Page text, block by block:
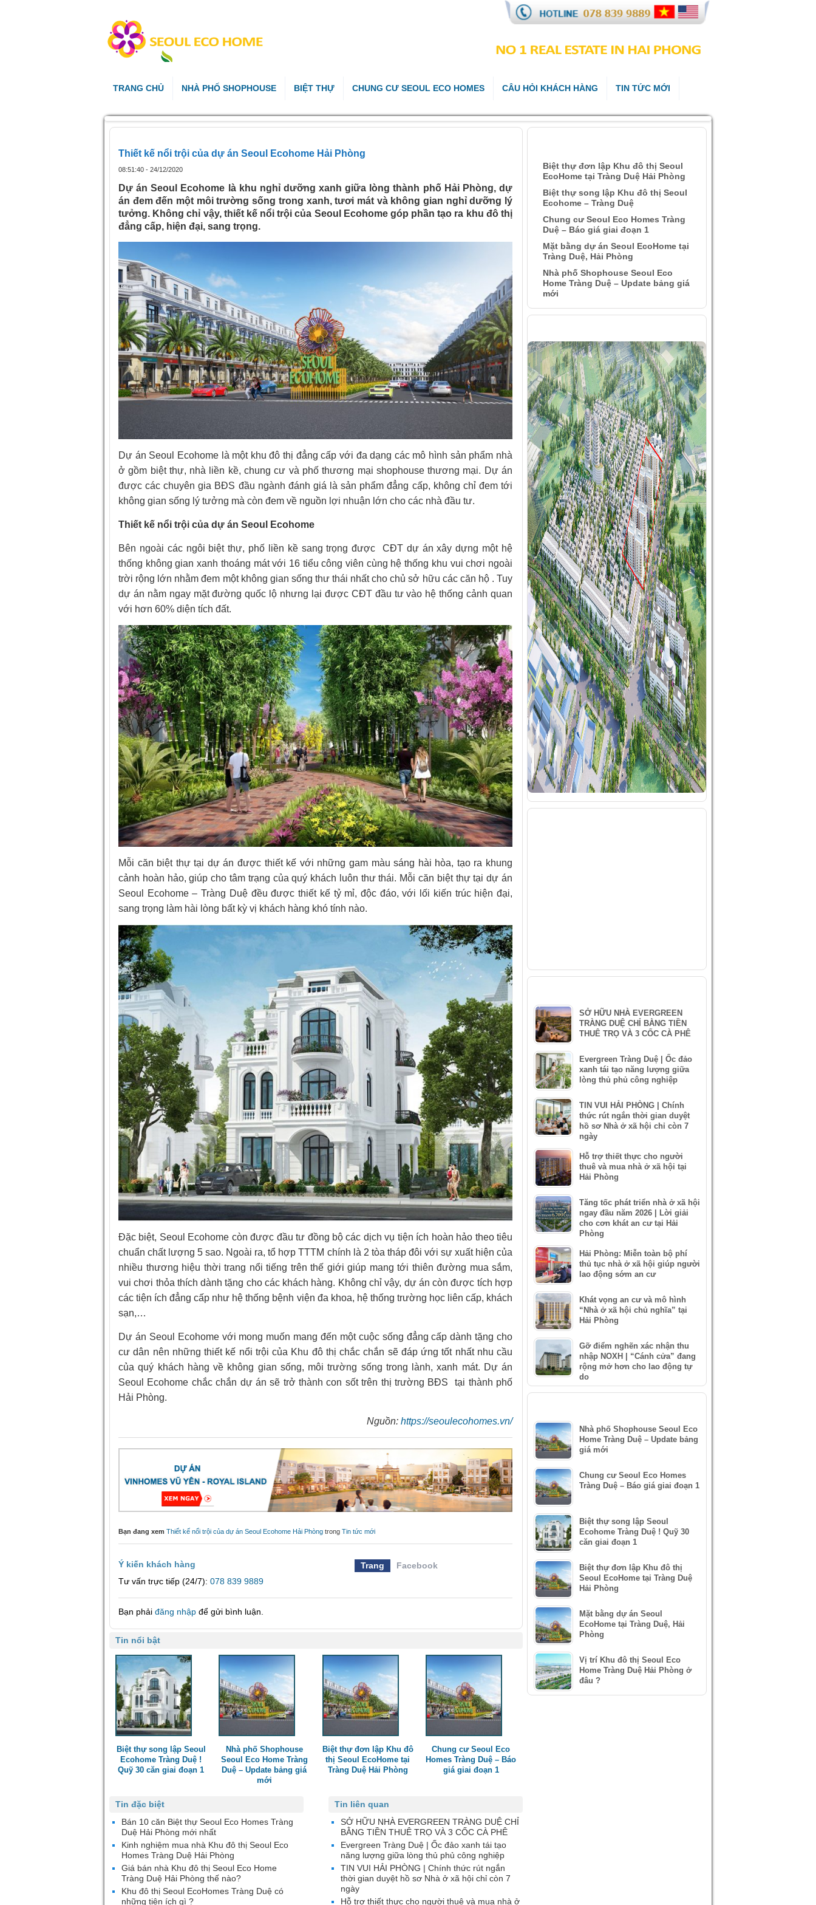
TRANG CHỦ NHÀ PHỐ SHOPHOUSE BIỆT THỰ CHUNG CƯ SEOUL ECO HOMES CÂU HỎI KHÁCH HÀNG TIN TỨC MỚI
Thiết kế nổi trội của dự án Seoul Ecohome Hải Phòng
08:51:40 - 24/12/2020
Dự án Seoul Ecohome là khu nghỉ dưỡng xanh giữa lòng thành phố Hải Phòng, dự
án đem đến một môi trường sống trong xanh, tươi mát và không gian nghỉ dưỡng lý
tưởng. Không chỉ vậy, thiết kế nổi trội của Seoul Ecohome góp phần tạo ra khu đô thị
đẳng cấp, hiện đại, sang trọng.
Dự án Seoul Ecohome là một khu đô thị đẳng cấp với đa dạng các mô hình sản phẩm nhà
ở gồm biệt thự, nhà liền kề, chung cư và phố thương mại shophouse thương mại. Dự án
được các chuyên gia BĐS đầu ngành đánh giá là sản phẩm đẳng cấp, không chỉ đem tới
không gian sống lý tưởng mà còn đem về nguồn lợi nhuận lớn cho các nhà đầu tư.
Thiết kế nổi trội của dự án Seoul Ecohome
Bên ngoài các ngôi biệt thự, phố liền kề sang trọng được CĐT dự án xây dựng một hệ
thống không gian xanh thoáng mát với 16 tiểu công viên cùng hệ thống khu vui chơi ngoài
trời rộng lớn nhằm đem một không gian sống thư thái nhất cho chủ sở hữu các căn hộ . Tuy
dự án nằm ngay mặt đường quốc lộ nhưng lại được CĐT đầu tư vào hệ thống cảnh quan
với hơn 60% diện tích đất.
Mỗi căn biệt thự tại dự án được thiết kế với những gam màu sáng hài hòa, tạo ra khung
cảnh hoàn hảo, giúp cho tâm trạng của quý khách luôn thư thái. Mỗi căn biệt thự tại dự án
Seoul Ecohome – Tràng Duệ đều được thiết kế tỷ mỉ, độc đáo, với lối kiến trúc hiện đại,
sang trọng làm hài lòng bất kỳ vị khách hàng khó tính nào.
Đặc biệt, Seoul Ecohome còn được đầu tư đồng bộ các dịch vụ tiện ích hoàn hảo theo tiêu
chuẩn chất lượng 5 sao. Ngoài ra, tổ hợp TTTM chính là 2 tòa tháp đôi với sự xuất hiện của
nhiều thương hiệu thời trang nổi tiếng trên thế giới giúp mang tới thiên đường mua sắm,
vui chơi thỏa thích dành tặng cho các khách hàng. Không chỉ vậy, dự án còn được tích hợp
các tiện ích đẳng cấp như hệ thống bệnh viện đa khoa, hệ thống trường học liên cấp, khách
sạn,…
Dự án Seoul Ecohome với mong muốn mang đến một cuộc sống đẳng cấp dành tặng cho
cư dân nên những thiết kế nổi trội của Khu đô thị chắc chắn sẽ đáp ứng tốt nhất nhu cầu
của quý khách hàng về không gian sống, môi trường sống trong lành, xanh mát. Dự án
Seoul Ecohome chắc chắn dự án sẽ trở thành con sốt trên thị trường BĐS tại thành phố
Hải Phòng.
Nguồn: https://seoulecohomes.vn/
Bạn đang xem Thiết kế nổi trội của dự án Seoul Ecohome Hải Phòng trong Tin tức mới
Ý kiến khách hàng Trang
Facebook
Tư vấn trực tiếp (24/7): 078 839 9889
Bạn phải đăng nhập để gửi bình luận.
Tin nổi bật
Biệt thự song lập Seoul
Ecohome Tràng Duệ !
Quỹ 30 căn giai đoạn 1
Nhà phố Shophouse
Seoul Eco Home Tràng
Duệ – Update bảng giá
mới
Biệt thự đơn lập Khu đô
thị Seoul EcoHome tại
Tràng Duệ Hải Phòng
Chung cư Seoul Eco
Homes Tràng Duệ – Báo
giá giai đoạn 1
Tin liên quan
SỞ HỮU NHÀ EVERGREEN TRÀNG DUỆ CHỈ
BẰNG TIỀN THUÊ TRỌ VÀ 3 CỐC CÀ PHÊ
Evergreen Tràng Duệ | Ốc đảo xanh tái tạo
năng lượng giữa lòng thủ phủ công nghiệp
TIN VUI HẢI PHÒNG | Chính thức rút ngắn
thời gian duyệt hồ sơ Nhà ở xã hội chỉ còn 7
ngày
Hỗ trợ thiết thực cho người thuê và mua nhà ở
Tin đặc biệt
Bán 10 căn Biệt thự Seoul Eco Homes Tràng
Duệ Hải Phòng mới nhất
Kinh nghiệm mua nhà Khu đô thị Seoul Eco
Homes Tràng Duệ Hải Phòng
Giá bán nhà Khu đô thị Seoul Eco Home
Tràng Duệ Hải Phòng thế nào?
Khu đô thị Seoul EcoHomes Tràng Duệ có
những tiện ích gì ?
Biệt thự đơn lập Khu đô thị Seoul
EcoHome tại Tràng Duệ Hải Phòng
Biệt thự song lập Khu đô thị Seoul
Ecohome – Tràng Duệ
Chung cư Seoul Eco Homes Tràng
Duệ – Báo giá giai đoạn 1
Mặt bằng dự án Seoul EcoHome tại
Tràng Duệ, Hải Phòng
Nhà phố Shophouse Seoul Eco
Home Tràng Duệ – Update bảng giá
mới
SỞ HỮU NHÀ EVERGREEN
TRÀNG DUỆ CHỈ BẰNG TIỀN
THUÊ TRỌ VÀ 3 CỐC CÀ PHÊ
Evergreen Tràng Duệ | Ốc đảo
xanh tái tạo năng lượng giữa
lòng thủ phủ công nghiệp
TIN VUI HẢI PHÒNG | Chính
thức rút ngắn thời gian duyệt
hồ sơ Nhà ở xã hội chỉ còn 7
ngày
Hỗ trợ thiết thực cho người
thuê và mua nhà ở xã hội tại
Hải Phòng
Tăng tốc phát triển nhà ở xã hội
ngay đầu năm 2026 | Lời giải
cho cơn khát an cư tại Hải
Phòng
Hải Phòng: Miễn toàn bộ phí
thủ tục nhà ở xã hội giúp người
lao động sớm an cư
Khát vọng an cư và mô hình
“Nhà ở xã hội chủ nghĩa” tại
Hải Phòng
Gỡ điểm nghẽn xác nhận thu
nhập NOXH | “Cánh cửa” đang
rộng mở hơn cho lao động tự
do
Nhà phố Shophouse Seoul Eco
Home Tràng Duệ – Update bảng
giá mới
Chung cư Seoul Eco Homes
Tràng Duệ – Báo giá giai đoạn 1
Biệt thự song lập Seoul
Ecohome Tràng Duệ ! Quỹ 30
căn giai đoạn 1
Biệt thự đơn lập Khu đô thị
Seoul EcoHome tại Tràng Duệ
Hải Phòng
Mặt bằng dự án Seoul
EcoHome tại Tràng Duệ, Hải
Phòng
Vị trí Khu đô thị Seoul Eco
Home Tràng Duệ Hải Phòng ở
đâu ?